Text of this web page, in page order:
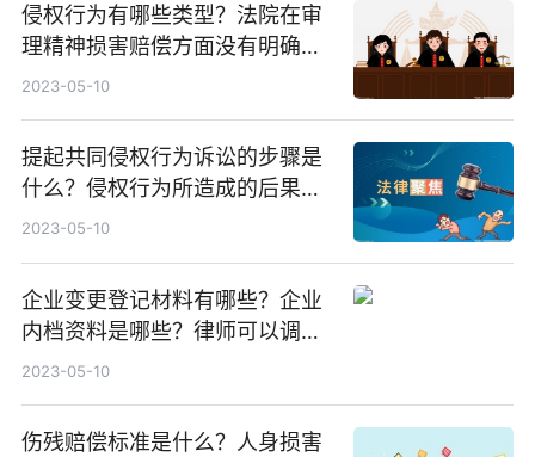
侵权行为有哪些类型？法院在审
理精神损害赔偿方面没有明确规
定吗？
2023-05-10
提起共同侵权行为诉讼的步骤是
什么？侵权行为所造成的后果是
什么？
2023-05-10
企业变更登记材料有哪些？企业
内档资料是哪些？律师可以调档
吗？
2023-05-10
伤残赔偿标准是什么？人身损害